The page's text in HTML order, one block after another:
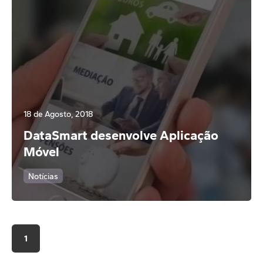
18 de Agosto, 2018
DataSmart desenvolve Aplicação
Móvel
Notícias
1